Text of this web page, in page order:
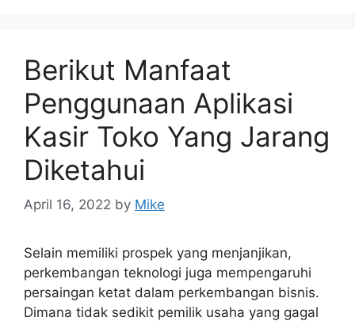
Berikut Manfaat
Penggunaan Aplikasi
Kasir Toko Yang Jarang
Diketahui
April 16, 2022 by Mike
Selain memiliki prospek yang menjanjikan,
perkembangan teknologi juga mempengaruhi
persaingan ketat dalam perkembangan bisnis.
Dimana tidak sedikit pemilik usaha yang gagal